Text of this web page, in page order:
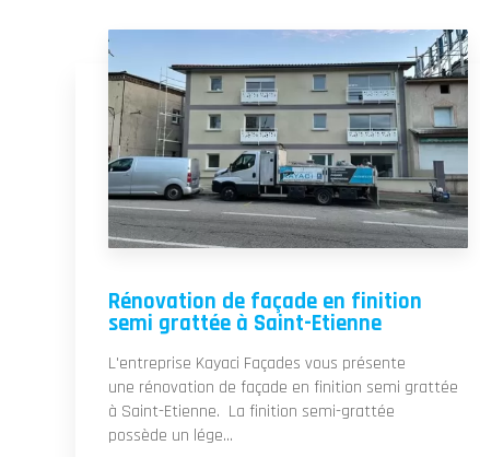
Rénovation de façade en finition
semi grattée à Saint-Etienne
L'entreprise Kayaci Façades vous présente
une rénovation de façade en finition semi grattée
à Saint-Etienne. La finition semi-grattée
possède un lége...